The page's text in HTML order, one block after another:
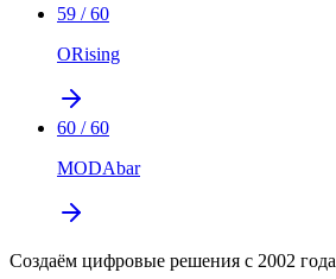
59 /60
ORising
60 /60
MODAbar
Создаём цифровые решения с 2002 года